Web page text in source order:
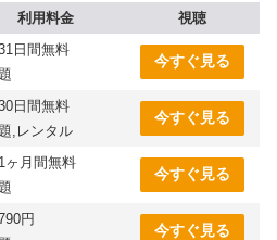
利用料金
視聴
日間無料
今すぐ見る
日間無料
,レンタル
今すぐ見る
ヶ月間無料
今すぐ見る
円
今すぐ見る